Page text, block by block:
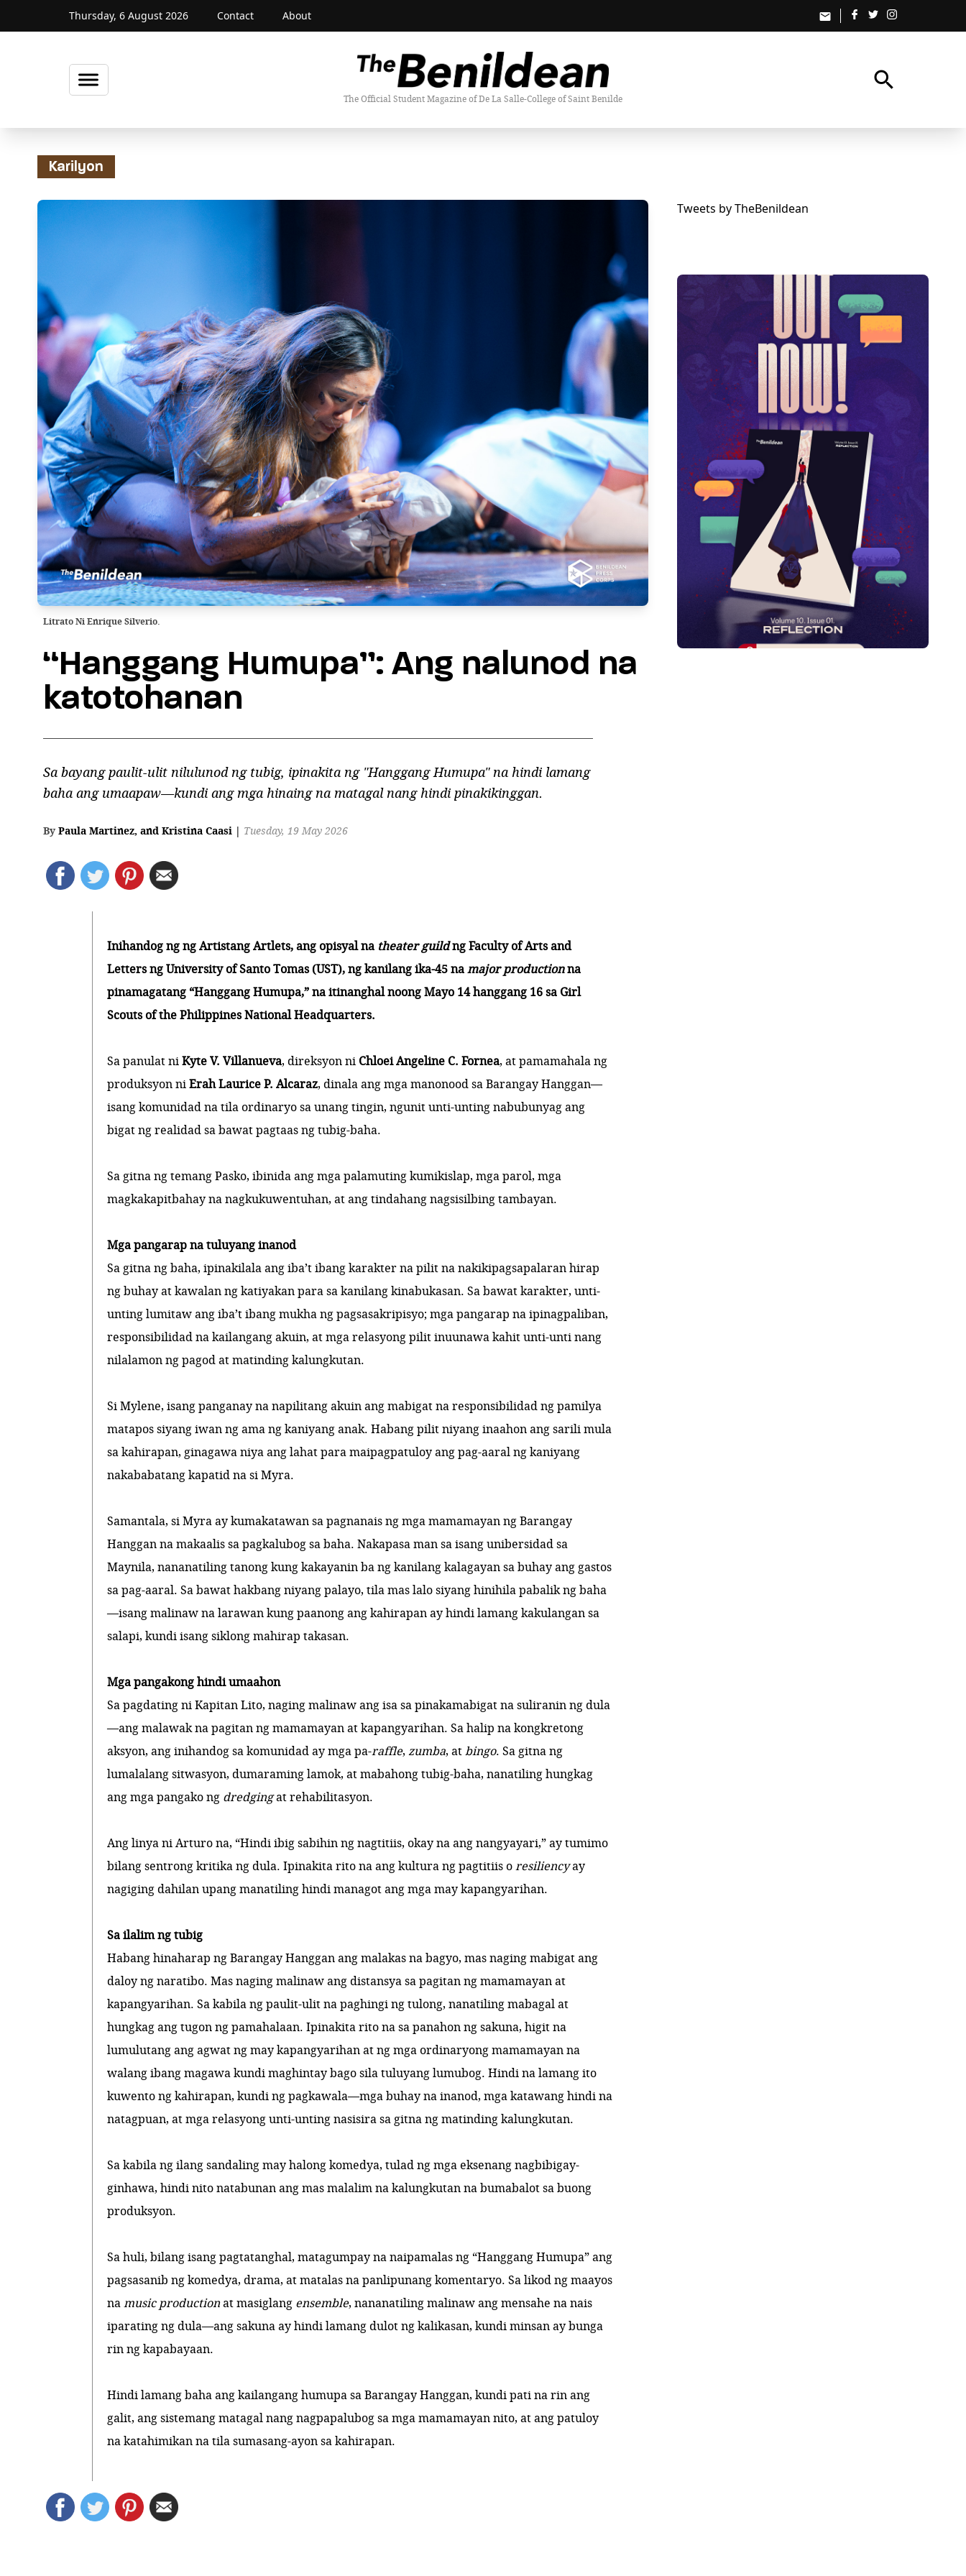
Thursday, 6 August 2026 Contact About email
The Official Student Magazine of De La Salle-College of Saint Benilde
search
Karilyon
Litrato Ni Enrique Silverio.
“Hanggang Humupa”: Ang nalunod na
katotohanan
Sa bayang paulit-ulit nilulunod ng tubig, ipinakita ng "Hanggang Humupa" na hindi lamang
baha ang umaapaw—kundi ang mga hinaing na matagal nang hindi pinakikinggan.
By Paula Martinez, and Kristina Caasi | Tuesday, 19 May 2026
Inihandog ng ng Artistang Artlets, ang opisyal na theater guildng Faculty of Arts and
Letters ng University of Santo Tomas (UST), ng kanilang ika-45 namajor productionna
pinamagatang “Hanggang Humupa,” na itinanghal noong Mayo 14 hanggang 16 sa Girl
Scouts of the Philippines National Headquarters.
Sa panulat niKyte V. Villanueva, direksyon ni Chloei Angeline C. Fornea, at pamamahala ng
produksyon niErah Laurice P. Alcaraz, dinala ang mga manonood sa Barangay Hanggan—
isang komunidad na tila ordinaryo sa unang tingin, ngunit unti-unting nabubunyag ang
bigat ng realidad sa bawat pagtaas ng tubig-baha.
Sa gitna ng temang Pasko, ibinida ang mga palamuting kumikislap, mga parol, mga
magkakapitbahay na nagkukuwentuhan, at ang tindahang nagsisilbing tambayan.
Mga pangarap na tuluyang inanod
Sa gitna ng baha, ipinakilala ang iba’t ibang karakter na pilit na nakikipagsapalaran hirap
ng buhay at kawalan ng katiyakan para sa kanilang kinabukasan. Sa bawat karakter, unti-
unting lumitaw ang iba’t ibang mukha ng pagsasakripisyo; mga pangarap na ipinagpaliban,
responsibilidad na kailangang akuin, at mga relasyong pilit inuunawa kahit unti-unti nang
nilalamon ng pagod at matinding kalungkutan.
Si Mylene, isang panganay na napilitang akuin ang mabigat na responsibilidad ng pamilya
matapos siyang iwan ng ama ng kaniyang anak. Habang pilit niyang inaahon ang sarili mula
sa kahirapan, ginagawa niya ang lahat para maipagpatuloy ang pag-aaral ng kaniyang
nakababatang kapatid na si Myra.
Samantala, si Myra ay kumakatawan sa pagnanais ng mga mamamayan ng Barangay
Hanggan na makaalis sa pagkalubog sa baha. Nakapasa man sa isang unibersidad sa
Maynila, nananatiling tanong kung kakayanin ba ng kanilang kalagayan sa buhay ang gastos
sa pag-aaral. Sa bawat hakbang niyang palayo, tila mas lalo siyang hinihila pabalik ng baha
—isang malinaw na larawan kung paanong ang kahirapan ay hindi lamang kakulangan sa
salapi, kundi isang siklong mahirap takasan.
Mga pangakong hindi umaahon
Sa pagdating ni Kapitan Lito, naging malinaw ang isa sa pinakamabigat na suliranin ng dula
—ang malawak na pagitan ng mamamayan at kapangyarihan. Sa halip na kongkretong
aksyon, ang inihandog sa komunidad ay mga pa-raffle, zumba, atbingo. Sa gitna ng
lumalalang sitwasyon, dumaraming lamok, at mabahong tubig-baha, nanatiling hungkag
ang mga pangako ng dredgingat rehabilitasyon.
Ang linya ni Arturo na, “Hindi ibig sabihin ng nagtitiis, okay na ang nangyayari,” ay tumimo
bilang sentrong kritika ng dula. Ipinakita rito na ang kultura ng pagtitiis oresiliencyay
nagiging dahilan upang manatiling hindi managot ang mga may kapangyarihan.
Sa ilalim ng tubig
Habang hinaharap ng Barangay Hanggan ang malakas na bagyo, mas naging mabigat ang
daloy ng naratibo. Mas naging malinaw ang distansya sa pagitan ng mamamayan at
kapangyarihan. Sa kabila ng paulit-ulit na paghingi ng tulong, nanatiling mabagal at
hungkag ang tugon ng pamahalaan. Ipinakita rito na sa panahon ng sakuna, higit na
lumulutang ang agwat ng may kapangyarihan at ng mga ordinaryong mamamayan na
walang ibang magawa kundi maghintay bago sila tuluyang lumubog. Hindi na lamang ito
kuwento ng kahirapan, kundi ng pagkawala—mga buhay na inanod, mga katawang hindi na
natagpuan, at mga relasyong unti-unting nasisira sa gitna ng matinding kalungkutan.
Sa kabila ng ilang sandaling may halong komedya, tulad ng mga eksenang nagbibigay-
ginhawa, hindi nito natabunan ang mas malalim na kalungkutan na bumabalot sa buong
produksyon.
Sa huli, bilang isang pagtatanghal, matagumpay na naipamalas ng “Hanggang Humupa” ang
pagsasanib ng komedya, drama, at matalas na panlipunang komentaryo. Sa likod ng maayos
namusic productionat masiglang ensemble, nananatiling malinaw ang mensahe na nais
iparating ng dula—ang sakuna ay hindi lamang dulot ng kalikasan, kundi minsan ay bunga
rin ng kapabayaan.
Hindi lamang baha ang kailangang humupa sa Barangay Hanggan, kundi pati na rin ang
galit, ang sistemang matagal nang nagpapalubog sa mga mamamayan nito, at ang patuloy
na katahimikan na tila sumasang-ayon sa kahirapan.
Tweets by TheBenildean